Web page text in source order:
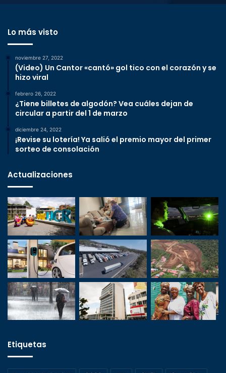
Lo más visto
noviembre 27, 2022
(Video) Un Cantor «cantó» gol tico con el corazón y se
hizo viral
febrero 26, 2022
¿Tiene billetes de algodón? Vea cuáles dejan de
circular a partir del 1 de marzo
diciembre 24, 2022
¡Revise su lotería! Ya salió el premio mayor del primer
sorteo de consolación
Actualizaciones
Etiquetas